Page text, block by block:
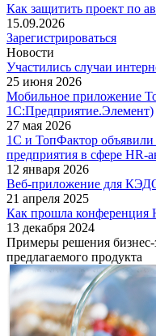
Как защитить проект по
15.09.2026
Зарегистрироваться
Новости
Участились случаи
25 июня 2026
Мобильное приложение
1С:Предприятие.Элемент)
27 мая 2026
1С и ТопФактор объявили
предприятия в сфере HR-
12 января 2026
Веб-приложение для
21 апреля 2025
Как прошла конференция
13 декабря 2024
Примеры решения бизнес-
предлагаемого продукта